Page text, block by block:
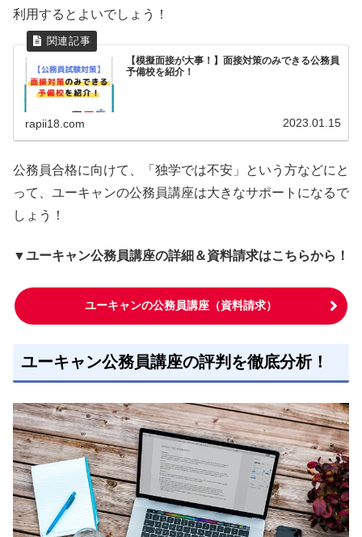
利用するとよいでしょう！
【模擬面接が大事！】面接対策のみできる公務員
予備校を紹介！
rapii18.com 2023.01.15
公務員合格に向けて、「独学では不安」という方などにと
って、ユーキャンの公務員講座は大きなサポートになるで
しょう！
▼ユーキャン公務員講座の詳細＆資料請求はこちらから！
ユーキャンの公務員講座（資料請求）
ユーキャン公務員講座の評判を徹底分析！